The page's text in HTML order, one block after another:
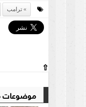
ترامب
⇧
موضوعات